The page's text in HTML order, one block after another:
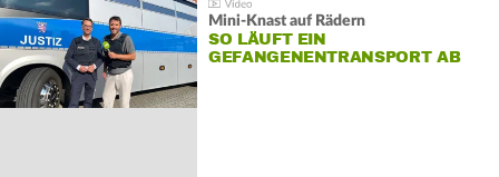
Mini-Knast auf Rädern
SO LÄUFT EIN
GEFANGENENTRANSPORT AB